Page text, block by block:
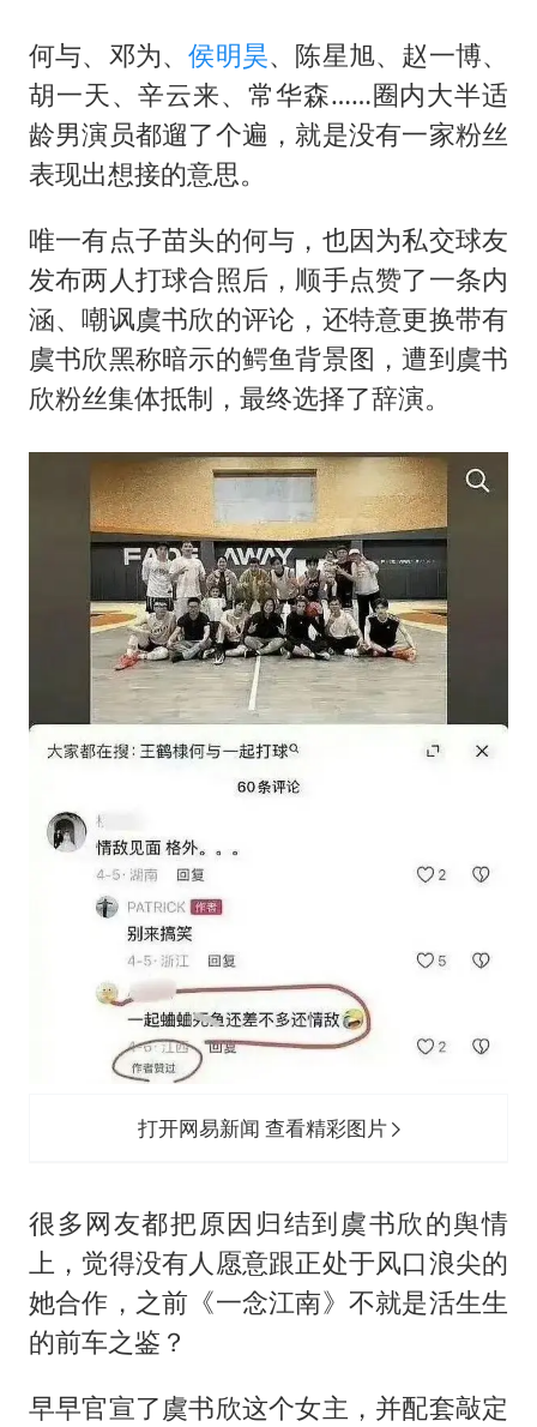
何与、邓为、侯明昊、陈星旭、赵一博、
胡一天、辛云来、常华森……圈内大半适
龄男演员都遛了个遍，就是没有一家粉丝
表现出想接的意思。
唯一有点子苗头的何与，也因为私交球友
发布两人打球合照后，顺手点赞了一条内
涵、嘲讽虞书欣的评论，还特意更换带有
虞书欣黑称暗示的鳄鱼背景图，遭到虞书
欣粉丝集体抵制，最终选择了辞演。
打开网易新闻 查看精彩图片
很多网友都把原因归结到虞书欣的舆情
上，觉得没有人愿意跟正处于风口浪尖的
她合作，之前《一念江南》不就是活生生
的前车之鉴？
早早官宣了虞书欣这个女主，并配套敲定